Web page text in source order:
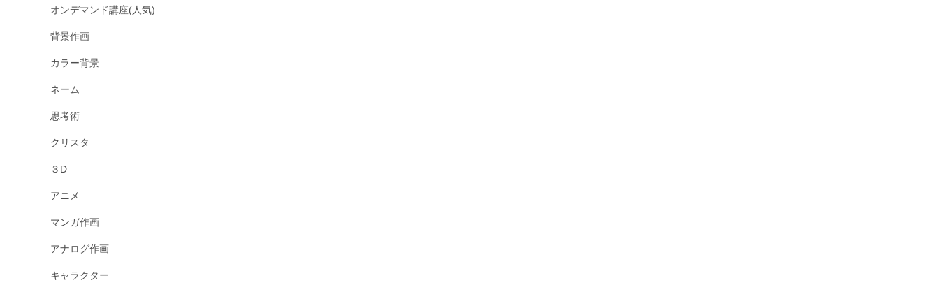
オンデマンド講座(人気)
背景作画
カラー背景
ネーム
思考術
クリスタ
３D
アニメ
マンガ作画
アナログ作画
キャラクター